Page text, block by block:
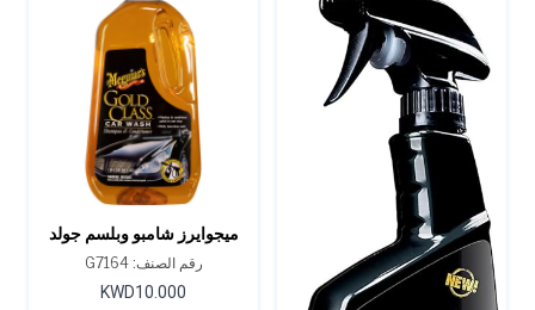
ميجوايرز شامبو وبلسم جولد
أونصة.
رقم الصنف: G7164
KWD10.000